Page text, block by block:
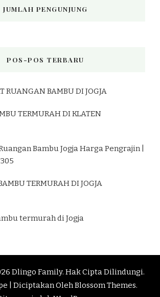
JUMLAH PENGUNJUNG
POS-POS TERBARU
RUANGAN BAMBU DI JOGJA
TERMURAH DI KLATEN
Bambu Jogja Harga Pengrajin |
TERMURAH DI JOGJA
termurah di Jogja
Dlingo Family. Hak Cipta Dilindungi.
| Diciptakan OlehBlossom Themes.